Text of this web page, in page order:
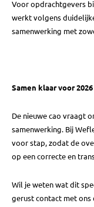
Voor opdrachtgevers
werkt volgens
samenwerking met
Samen klaar voor 2026
De nieuwe cao vraagt
samenwerking. Bij
voor stap, zodat de
op een correcte en
Wil je weten wat dit
gerust contact met ons